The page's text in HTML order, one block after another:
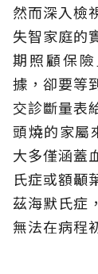
然而深入檢
失智家庭的
期照顧保
據，卻要等
交診斷量表
頭燒的家屬
大多僅涵蓋
氏症或額顳
茲海默氏症
無法在病程